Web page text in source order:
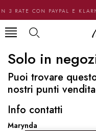
3 RATE CON PAYPAL E
Solo in
Puoi trovare
nostri punti
Info contatti
Marynda